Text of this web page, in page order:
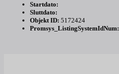
Startdato:
Sluttdato:
Objekt ID: 5172424
Promsys_ListingSystemIdNum: